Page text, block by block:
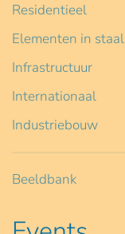
Residentieel
Elementen in staal
Infrastructuur
Internationaal
Industriebouw
Beeldbank